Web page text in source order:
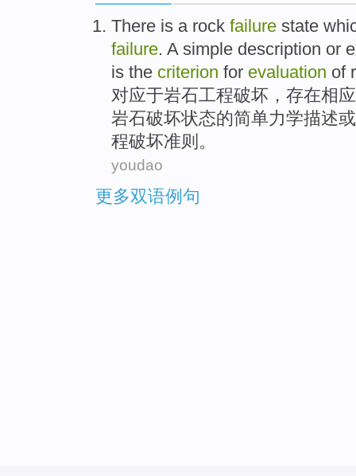
There is a rock failure state
failure. A simple description or
is the criterion for evaluation of
对应于岩石工程破坏 ， 存在相应
岩石破坏状态的简单力学描述或
程破坏准则。
youdao
更多双语例句